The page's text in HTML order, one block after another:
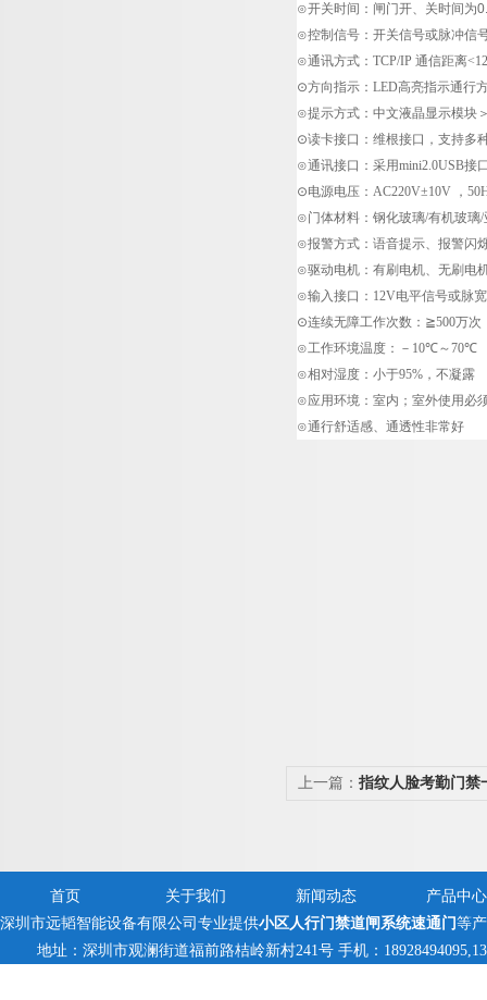
⊙开关时间：闸门开、关时间为
⊙控制信号：开关信号或脉冲信
⊙通讯方式： TCP/IP 通信距离
⊙方向指示： LED高亮指示通行
⊙提示方式：中文液晶显示模块
⊙读卡接口：维根接口，支持多
⊙通讯接口：采用mini2.0USB接
⊙电源电压： AC220V±10V ，
⊙门体材料：钢化玻璃/有机玻璃/
⊙报警方式：语音提示、报警闪
⊙驱动电机：有刷电机、无刷电
⊙输入接口： 12V电平信号或脉
⊙连续无障工作次数： ≧500万次
⊙工作环境温度：－ 10℃～70℃
⊙相对湿度：小于95% ，不凝露
⊙应用环境：室内；室外使用必
⊙通行舒适感、通透性非常好
上一篇： 指纹人脸考勤门禁
首页 关于我们 新闻动态
产品中心
深圳市远韬智能设备有限公司专业提供小区人行门禁道闸系统速通门等
地址：深圳市观澜街道福前路桔岭新村241号 手机：